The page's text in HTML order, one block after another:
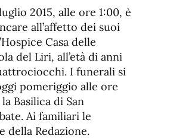
de
fuente
de
fuente.
2015, alle ore 1:00, è
all’affetto dei suoi
Casa delle
del Liri, all’età di anni
I funerali si
pomeriggio alle ore
Basilica di San
Ai familiari le
della Redazione.